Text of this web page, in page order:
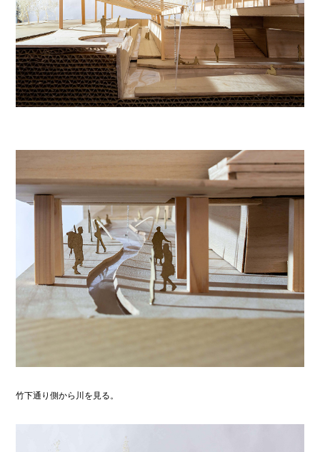
竹下通り側から川を見る。